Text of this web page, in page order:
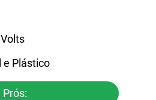
e Plástico
Prós: